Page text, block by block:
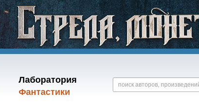
Лаборатория
Фантастики